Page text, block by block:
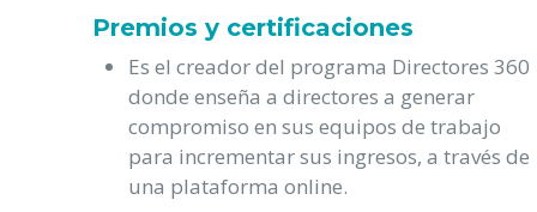
Premios y certificaciones
Es el creador del programa Directores 360
donde enseña a directores a generar
compromiso en sus equipos de trabajo
para incrementar sus ingresos, a través de
una plataforma online.